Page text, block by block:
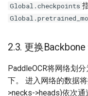
Global.checkpoints
2.3. 更换
PaddleOCR将网络划
下。 进入网络的数据
>necks->heads)依次通